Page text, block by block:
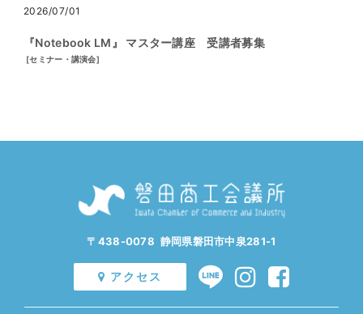
2026/07/01
『Notebook LM』 マスター講座 受講者募集
[セミナー・講演会]
〒438-0078 静岡県磐田市中泉281-1
アクセス